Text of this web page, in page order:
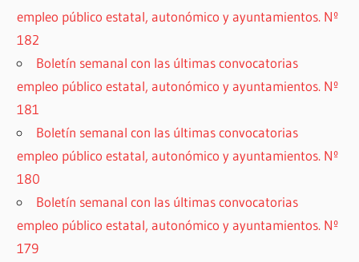
empleo público estatal, autonómico y ayuntamientos. Nº
182
Boletín semanal con las últimas convocatorias
empleo público estatal, autonómico y ayuntamientos. Nº
181
Boletín semanal con las últimas convocatorias
empleo público estatal, autonómico y ayuntamientos. Nº
180
Boletín semanal con las últimas convocatorias
empleo público estatal, autonómico y ayuntamientos. Nº
179